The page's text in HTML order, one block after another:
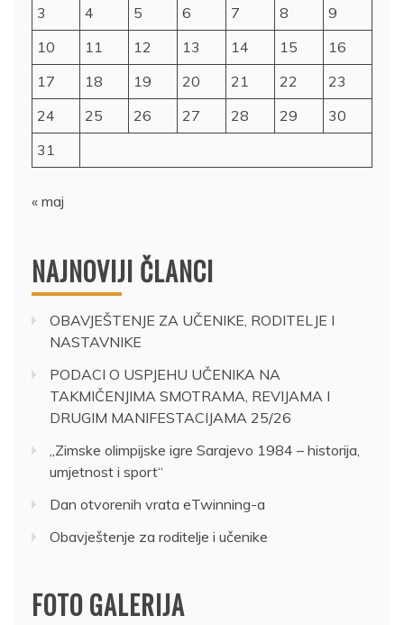
3
4 5 6 7 8
9
10
11 12 13 14 15
16
17
18 19 20 21 22
23
24
25 26 27 28 29
30
31
« maj
NAJNOVIJI ČLANCI
OBAVJEŠTENJE ZA UČENIKE, RODITELJE I
NASTAVNIKE
PODACI O USPJEHU UČENIKA NA
TAKMIČENJIMA SMOTRAMA, REVIJAMA I
DRUGIM MANIFESTACIJAMA 25/26
„Zimske olimpijske igre Sarajevo 1984 – historija,
umjetnost i sport“
Dan otvorenih vrata eTwinning-a
Obavještenje za roditelje i učenike
FOTO GALERIJA